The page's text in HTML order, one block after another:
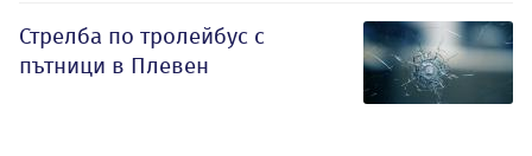
Стрелба по тролейбус с
пътници в Плевен